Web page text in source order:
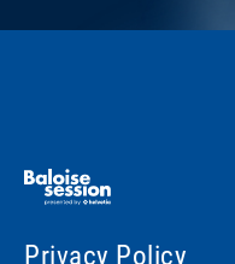
Privacy Policy